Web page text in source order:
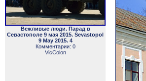
Вежливые люди. Парад в
Севастополе 9 мая 2015. Sevastopol
9 May 2015. 4
Комментарии: 0
VicColon